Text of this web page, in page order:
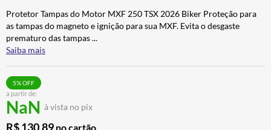
Protetor Tampas do Motor MXF 250 TSX 2026 Biker Proteção para
as tampas do magneto e ignição para sua MXF. Evita o desgaste
prematuro das tampas...
Saiba mais
a partir de:
NaN à vista no pix
5% OFF
R$130,89 no cartão
7º BAU
8º CALÇA
9º AIROH
10º